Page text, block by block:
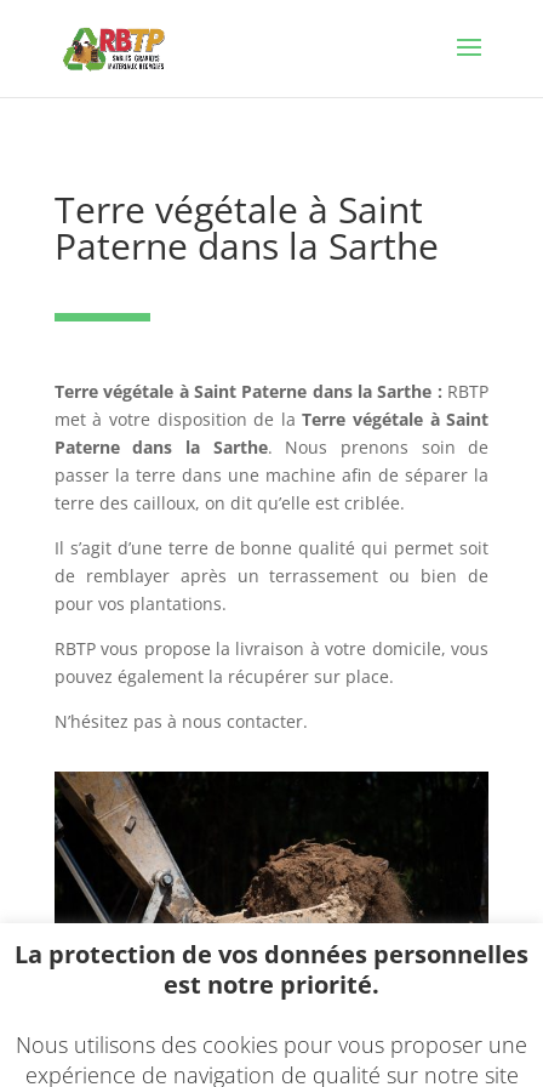
Terre végétale à Saint
Paterne dans la Sarthe
Terre végétale à Saint Paterne dans la Sarthe : RBTP
met à votre disposition de laTerre végétale à Saint
Paterne dans la Sarthe. Nous prenons soin de
passer la terre dans une machine afin de séparer la
terre des cailloux, on dit qu’elle est criblée.
Il s’agit d’une terre de bonne qualité qui permet soit
de remblayer après un terrassement ou bien de
pour vos plantations.
RBTP vous propose la livraison à votre domicile, vous
pouvez également la récupérer sur place.
N’hésitez pas à nous contacter.
La protection de vos données personnelles
est notre priorité.
Nous utilisons des cookies pour vous proposer une
expérience de navigation de qualité sur notre site